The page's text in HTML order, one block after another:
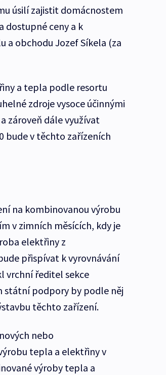
úsilí zajistit domácnostem
dostupné ceny a k
a obchodu Jozef Síkela (za
a tepla podle resortu
zdroje vysoce účinnými
zároveň dále využívat
bude v těchto zařízeních
na kombinovanou výrobu
v zimních měsících, kdy je
elektřiny z
přispívat k vyrovnávání
vrchní ředitel sekce
státní podpory by podle něj
těchto zařízení.
nebo
tepla a elektřiny v
výroby tepla a